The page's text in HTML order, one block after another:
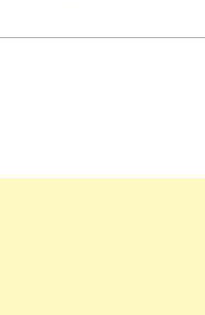
lisää tapahtumasta